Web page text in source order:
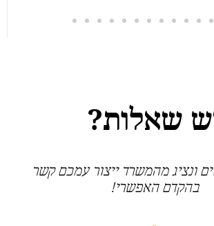
שאלות?
ונציג מהמשרד ייצור עמכם קשר
בהקדם האפשרי!